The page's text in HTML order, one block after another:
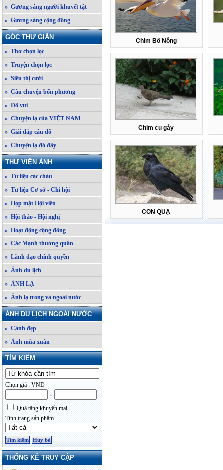
» Gương sáng người khuyết tật
» Gương sáng cộng đồng
GÓC THƯ GIÃN
» Thơ chọn lọc
» Truyện chọn lọc
» Siêu thị cười
» Câu chuyện bốn phương
» Đố vui
» Chuyện lạ của VIỆT NAM
» Giải đáp câu đố
» Chuyện lạ đó đây
THƯ VIỆN ẢNH
» Tư liệu các cháu
» Tư liệu Cơ sở - Chi hội
» Họp mặt Hội viên
» Hội thảo - Hội nghị
» Hoạt động cộng đồng
» Các Mạnh thường quân
» Lãnh đạo chính quyền
» Ảnh du lịch
» ẢNH LẠ
» Ảnh lạ trong và ngoài nước
ẢNH DU LỊCH NGOÀI NƯỚC
» Cảnh đẹp
» Ảnh mùa xuân
TÌM KIẾM
Chọn giá : VND
-
Quà tặng khuyến mại
Tình trạng sản phẩm
THỐNG KÊ TRUY CẬP
Chim Bồ Nông
Chim cu gáy
CON QUẠ